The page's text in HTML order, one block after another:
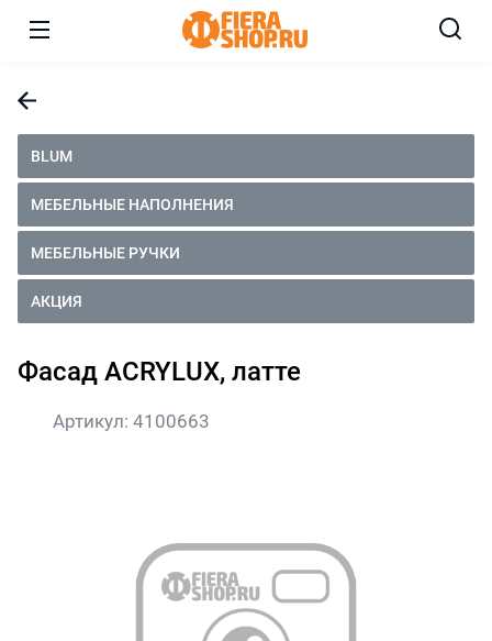
BLUM
МЕБЕЛЬНЫЕ НАПОЛНЕНИЯ
МЕБЕЛЬНЫЕ РУЧКИ
АКЦИЯ
Фасад ACRYLUX, латте
Артикул: 4100663